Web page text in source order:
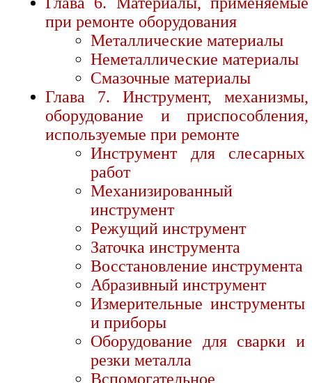
при ремонте оборудования
Металлические материалы
Неметаллические материалы
Смазочные материалы
Глава 7. Инструмент, механизмы,
оборудование и приспособления,
используемые при ремонте
Инструмент для слесарных
работ
Механизированный
инструмент
Режущий инструмент
Заточка инструмента
Восстановление инструмента
Абразивный инструмент
Измерительные инструменты
и приборы
Оборудование для сварки и
резки металла
Вспомогательное